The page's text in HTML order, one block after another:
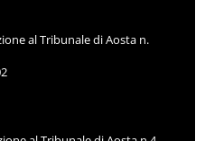
al Tribunale di Aosta n.